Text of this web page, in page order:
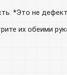
*Это не
их обеими